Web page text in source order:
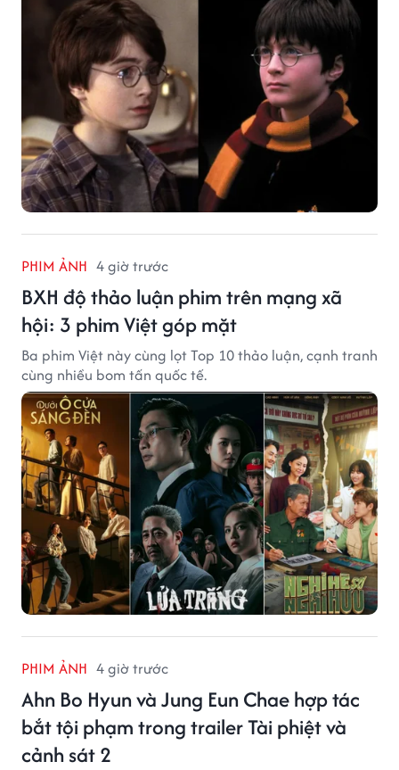
PHIM ẢNH 4 giờ trước
BXH độ thảo luận phim trên mạng xã
hội: 3 phim Việt góp mặt
Ba phim Việt này cùng lọt Top 10 thảo luận, cạnh tranh
cùng nhiều bom tấn quốc tế.
PHIM ẢNH 4 giờ trước
Ahn Bo Hyun và Jung Eun Chae hợp tác
bắt tội phạm trong trailer Tài phiệt và
cảnh sát 2